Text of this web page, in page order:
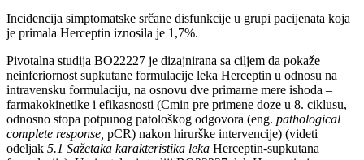
Incidencija simptomatske srčane disfunkcije u grupi pacijenata koja
je primala Herceptin iznosila je 1,7%.
Pivotalna studija BO22227 je dizajnirana sa ciljem da pokaže
neinferiornost supkutane formulacije leka Herceptin u odnosu na
intravensku formulaciju, na osnovu dve primarne mere ishoda ‒
farmakokinetike i efikasnosti (Cmin pre primene doze u 8. ciklusu,
odnosno stopa potpunog patološkog odgovora (eng. pathological
complete response, pCR) nakon hirurške intervencije) (videti
odeljak 5.1 Sažetaka karakteristika leka Herceptin-supkutana